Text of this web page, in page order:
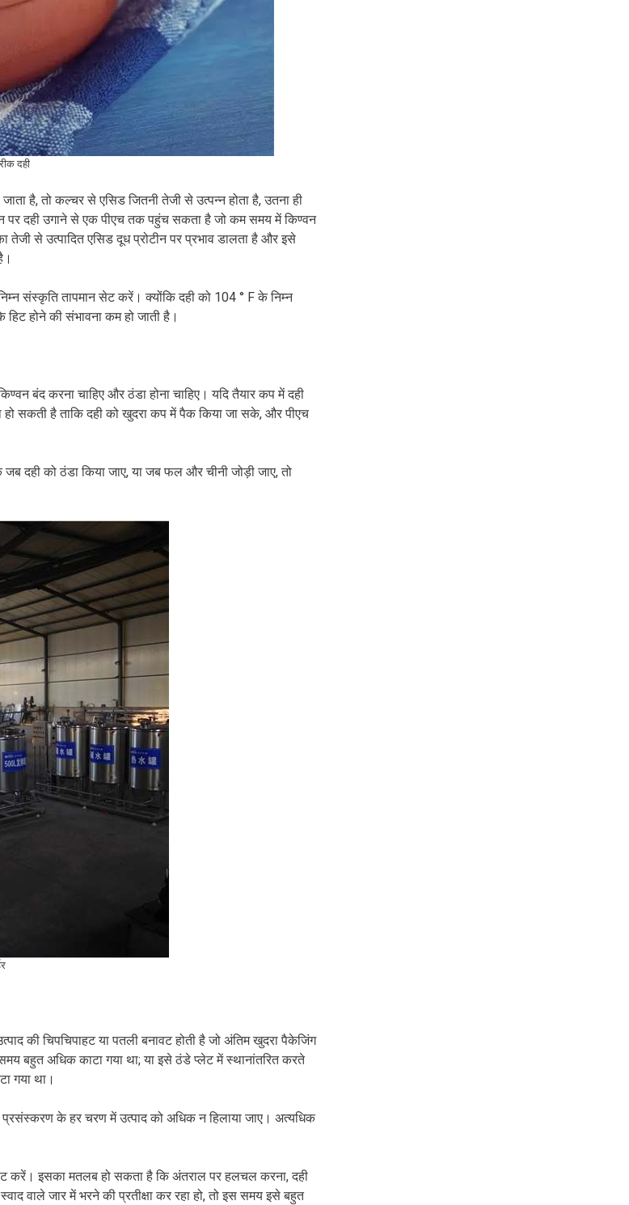
दही
है, तो कल्चर से एसिड जितनी तेजी से उत्पन्न होता है, उतना ही
पर दही उगाने से एक पीएच तक पहुंच सकता है जो कम समय में किण्वन
से उत्पादित एसिड दूध प्रोटीन पर प्रभाव डालता है और इसे
संस्कृति तापमान सेट करें। क्योंकि दही को 104 ° F के निम्न
हिट होने की संभावना कम हो जाती है।
बंद करना चाहिए और ठंडा होना चाहिए। यदि तैयार कप में दही
सकती है ताकि दही को खुदरा कप में पैक किया जा सके, और पीएच
दही को ठंडा किया जाए, या जब फल और चीनी जोड़ी जाए, तो
की चिपचिपाहट या पतली बनावट होती है जो अंतिम खुदरा पैकेजिंग
बहुत अधिक काटा गया था; या इसे ठंडे प्लेट में स्थानांतरित करते
गया था।
प्रसंस्करण के हर चरण में उत्पाद को अधिक न हिलाया जाए। अत्यधिक
करें। इसका मतलब हो सकता है कि अंतराल पर हलचल करना, दही
वाले जार में भरने की प्रतीक्षा कर रहा हो, तो इस समय इसे बहुत